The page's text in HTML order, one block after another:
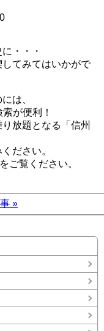
・・・
てみてはいかがで
は、
が便利！
放題となる「信州
ださい。
ご覧ください。
»